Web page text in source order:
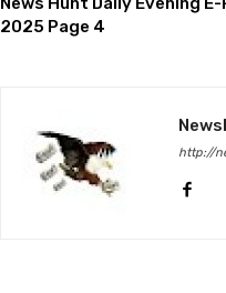
2025 Page 4
http://